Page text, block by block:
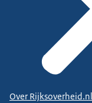
Over Rijksoverheid.nl